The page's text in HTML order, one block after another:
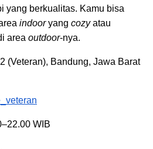
yang berkualitas. Kamu bisa
indooryang cozyatau
area outdoor-nya.
(Veteran), Bandung, Jawa Barat
WIB